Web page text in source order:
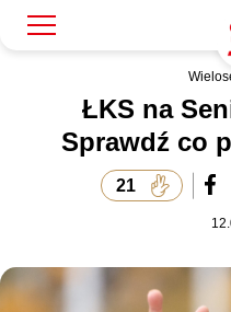
ŁKS na
Sprawdź co
21